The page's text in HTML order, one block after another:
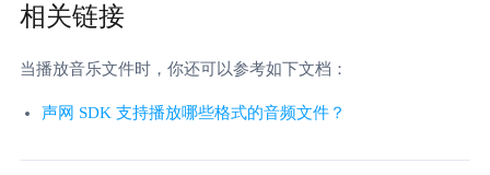
相关链接
当播放音乐文件时，你还可以参考如下文档：
声网 SDK 支持播放哪些格式的音频文件？